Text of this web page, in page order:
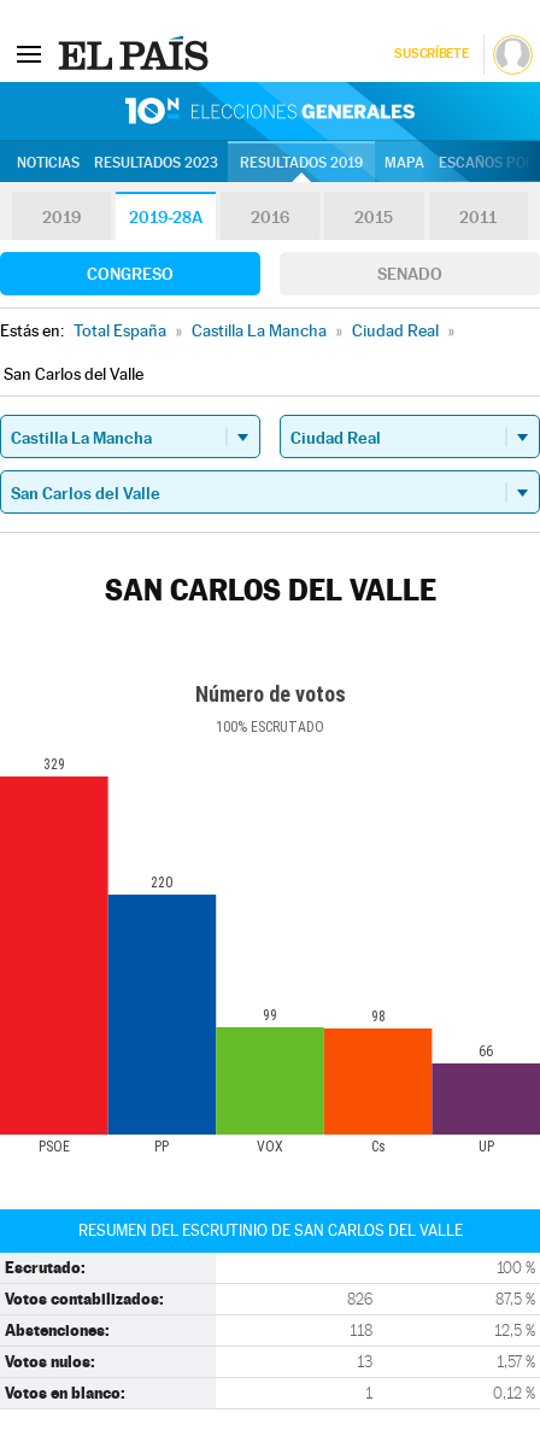
SUSCRÍBETE
NOTICIAS RESULTADOS 2023 RESULTADOS 2019 MAPA ESCAÑOS
2019 2019-28A 2016 2015 2011
CONGRESO SENADO
Estás en: Total España » Castilla La Mancha » Ciudad Real »
San Carlos del Valle
SAN CARLOS DEL VALLE
Número de votos
100% ESCRUTADO
PSOE PP VOX Cs UP
329
220
99 98
66
RESUMEN DEL ESCRUTINIO DE SAN CARLOS DEL VALLE
Escrutado: 100 %
Votos contabilizados: 826 87,5 %
Abstenciones: 118 12,5 %
Votos nulos: 13 1,57 %
Votos en blanco: 1 0,12 %